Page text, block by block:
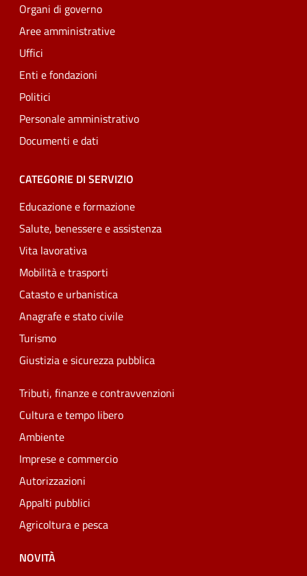
Organi di governo
Aree amministrative
Uffici
Enti e fondazioni
Politici
Personale amministrativo
Documenti e dati
CATEGORIE DI SERVIZIO
Educazione e formazione
Salute, benessere e assistenza
Vita lavorativa
Mobilità e trasporti
Catasto e urbanistica
Anagrafe e stato civile
Turismo
Giustizia e sicurezza pubblica
Tributi, finanze e contravvenzioni
Cultura e tempo libero
Ambiente
Imprese e commercio
Autorizzazioni
Appalti pubblici
Agricoltura e pesca
NOVITÀ